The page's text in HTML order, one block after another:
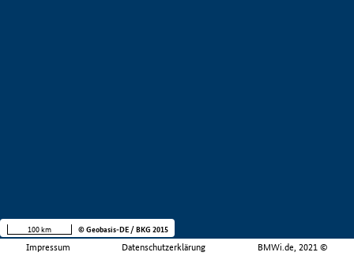
Impressum Datenschutzerklärung BMWi.de, 2021 ©
100 km © Geobasis-DE / BKG 2015